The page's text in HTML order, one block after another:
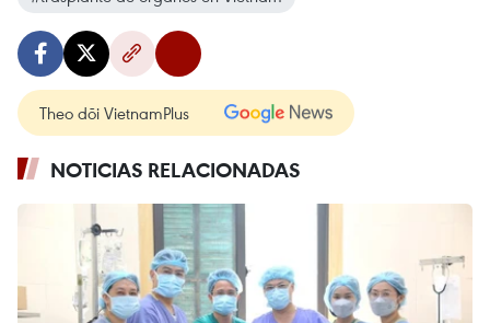
Theo dõi VietnamPlus
NOTICIAS RELACIONADAS